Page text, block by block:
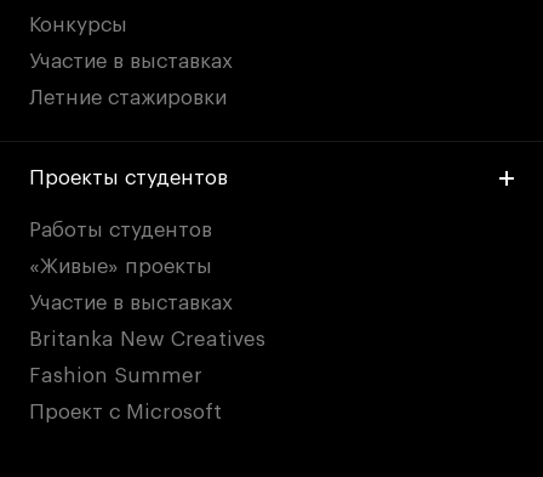
Конкурсы
Участие в выставках
Летние стажировки
Проекты студентов
Работы студентов
«Живые» проекты
Участие в выставках
Britanka New Creatives
Fashion Summer
Проект с Microsoft